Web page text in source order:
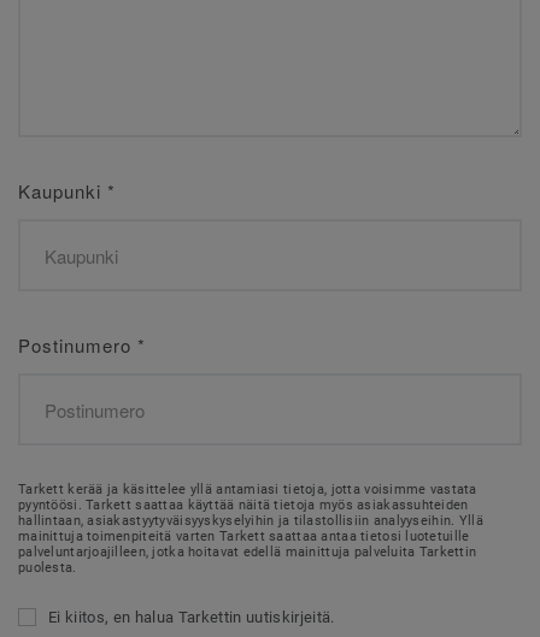
Kaupunki *
Postinumero *
Tarkett kerää ja käsittelee yllä antamiasi tietoja, jotta voisimme vastata
pyyntöösi. Tarkett saattaa käyttää näitä tietoja myös asiakassuhteiden
hallintaan, asiakastyytyväisyyskyselyihin ja tilastollisiin analyyseihin. Yllä
mainittuja toimenpiteitä varten Tarkett saattaa antaa tietosi luotetuille
palveluntarjoajilleen, jotka hoitavat edellä mainittuja palveluita Tarkettin
puolesta.
Ei kiitos, en halua Tarkettin uutiskirjeitä.